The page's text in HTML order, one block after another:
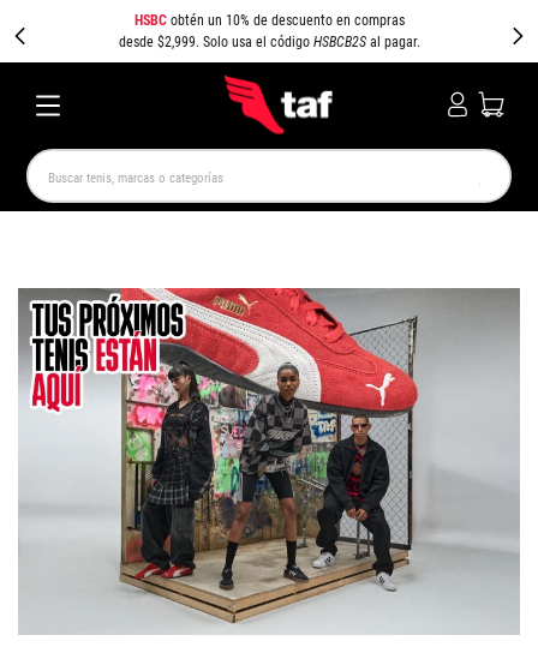
HSBCobtén un 10% de descuento en compras
desde $2,999. Solo usa el código HSBCB2Sal pagar.
Buscar tenis, marcas o categorías
SPEEDCAT JORDAN 1 SPEZIAL
PUMA SPEEDCAT CAMPUS